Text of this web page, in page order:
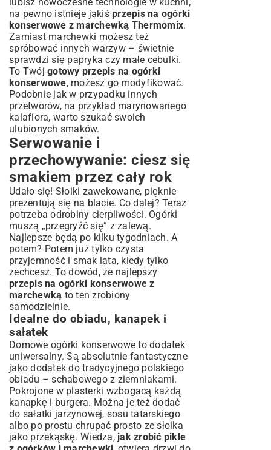
na pewno istnieje jakiś przepis na ogórki
konserwowe z marchewką Thermomix.
Zamiast marchewki możesz też
spróbować innych warzyw – świetnie
sprawdzi się papryka czy małe cebulki.
To Twój gotowy przepis na ogórki
konserwowe, możesz go modyfikować.
Podobnie jak w przypadku innych
przetworów, na przykład marynowanego
kalafiora, warto szukać swoich
ulubionych smaków.
Serwowanie i
przechowywanie: ciesz się
smakiem przez cały rok
Udało się! Słoiki zawekowane, pięknie
prezentują się na blacie. Co dalej? Teraz
potrzeba odrobiny cierpliwości. Ogórki
muszą „przegryźć się” z zalewą.
Najlepsze będą po kilku tygodniach. A
potem? Potem już tylko czysta
przyjemność i smak lata, kiedy tylko
zechcesz. To dowód, że najlepszy
przepis na ogórki konserwowe z
marchewką to ten zrobiony
samodzielnie.
Idealne do obiadu, kanapek i
sałatek
Domowe ogórki konserwowe to dodatek
uniwersalny. Są absolutnie fantastyczne
jako dodatek do tradycyjnego polskiego
obiadu – schabowego z ziemniakami.
Pokrojone w plasterki wzbogacą każdą
kanapkę i burgera. Można je też dodać
do sałatki jarzynowej, sosu tatarskiego
albo po prostu chrupać prosto ze słoika
jako przekąskę. Wiedza, jak zrobić pikle